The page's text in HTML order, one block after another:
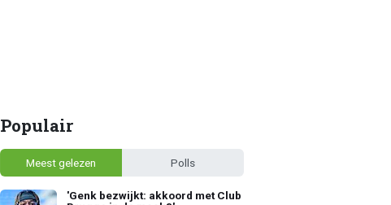
Populair
Meest gelezen Polls
'Genk bezwijkt: akkoord met Club